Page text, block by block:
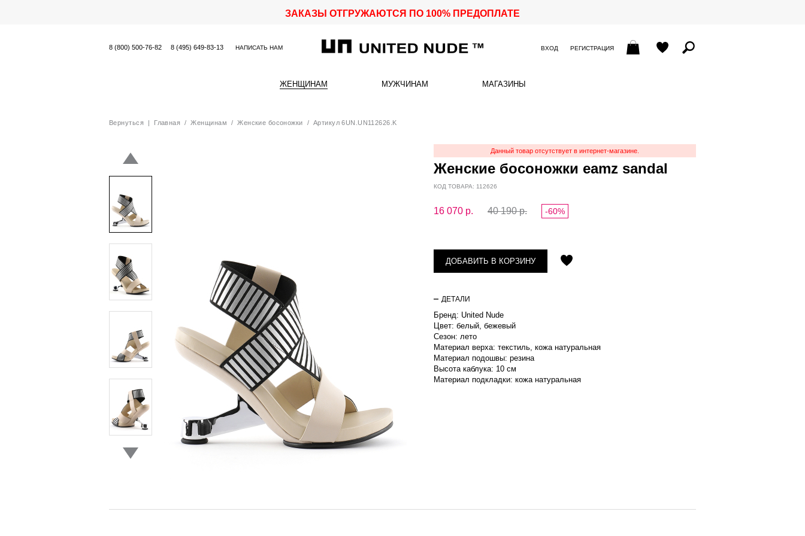
ЗАКАЗЫ ОТГРУЖАЮТСЯ ПО 100% ПРЕДОПЛАТЕ
8 (800) 500-76-82 8 (495) 649-83-13 НАПИСАТЬ НАМ ВХОД РЕГИСТРАЦИЯ
ЖЕНЩИНАМ МУЖЧИНАМ МАГАЗИНЫ
Вернуться| Главная /Женщинам /Женские босоножки / Артикул 6UN.UN112626.K
Данный товар отсутствует в интернет-магазине.
Женские босоножки eamz sandal
КОД ТОВАРА: 112626
16 070 р. 40 190 р. -60%
ДОБАВИТЬ В КОРЗИНУ
ДЕТАЛИ
Бренд: United Nude
Цвет: белый, бежевый
Сезон: лето
Материал верха: текстиль, кожа натуральная
Материал подошвы: резина
Высота каблука: 10 см
Материал подкладки: кожа натуральная